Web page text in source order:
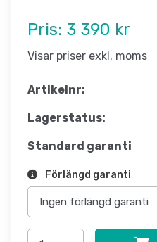
Pris: 3 390 kr
Visar priser exkl. moms
Artikelnr:
Lagerstatus:
Standard garanti
Förlängd garanti